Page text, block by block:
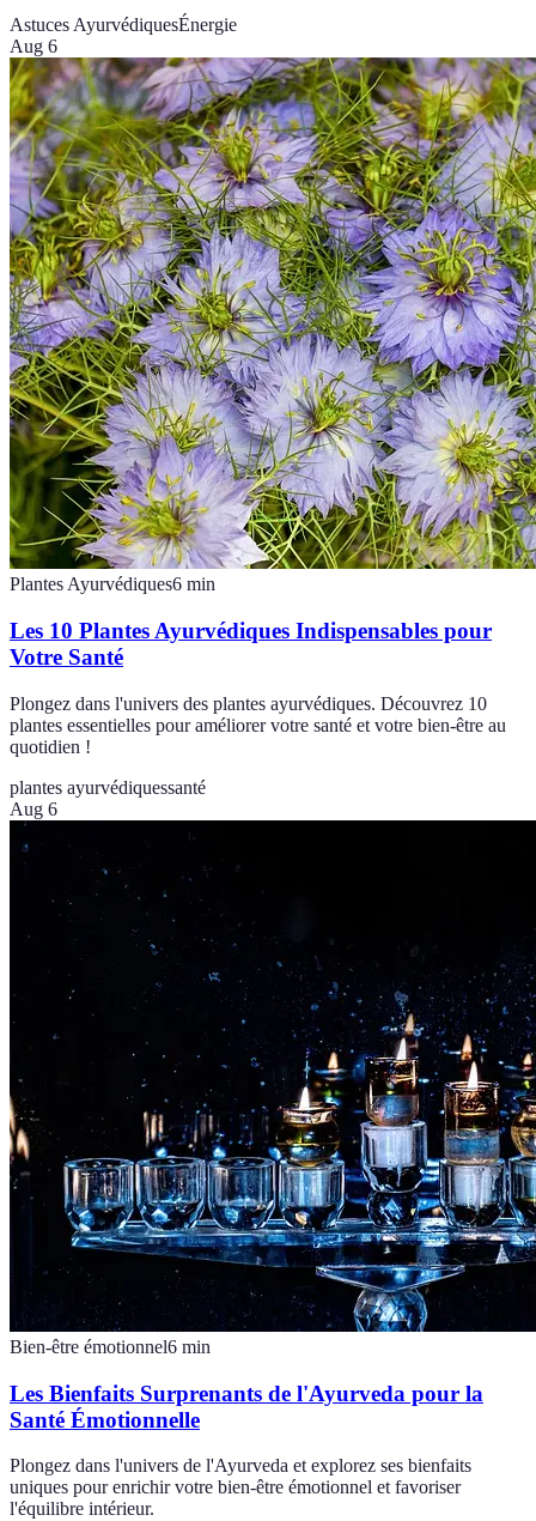
Astuces AyurvédiquesÉnergie
Aug 6
Plantes Ayurvédiques6 min
Les 10 Plantes Ayurvédiques Indispensables pour
Votre Santé
Plongez dans l'univers des plantes ayurvédiques. Découvrez 10
plantes essentielles pour améliorer votre santé et votre bien-être au
quotidien !
plantes ayurvédiquessanté
Aug 6
Bien-être émotionnel6 min
Les Bienfaits Surprenants de l'Ayurveda pour la
Santé Émotionnelle
Plongez dans l'univers de l'Ayurveda et explorez ses bienfaits
uniques pour enrichir votre bien-être émotionnel et favoriser
l'équilibre intérieur.